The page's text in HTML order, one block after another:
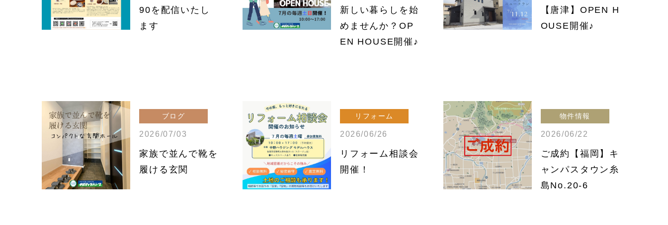
90を配信いたし
ます
新しい暮らしを始
めませんか？OP
EN HOUSE開催♪
【唐津】OPEN H
OUSE開催♪
ブログ
2026/07/03
家族で並んで靴を
履ける玄関
リフォーム
2026/06/26
リフォーム相談会
開催！
物件情報
2026/06/22
ご成約【福岡】キ
ャンパスタウン糸
島No.20-6